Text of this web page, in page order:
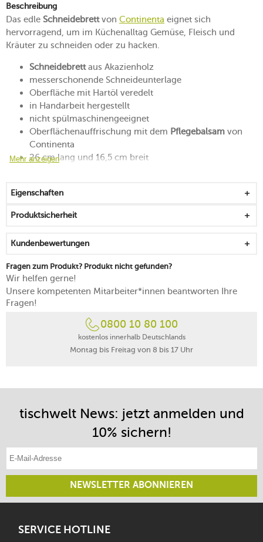
Beschreibung
Das edle Schneidebrettvon Continenta eignet sich
hervorragend, um im Küchenalltag Gemüse, Fleisch und
Kräuter zu schneiden oder zu hacken.
Schneidebrettaus Akazienholz
messerschonende Schneideunterlage
Oberfläche mit Hartöl veredelt
in Handarbeit hergestellt
nicht spülmaschinengeeignet
Oberflächenauffrischung mit dem Pflegebalsam von
Continenta
26 cm lang und 16,5 cm breit
Herstellers
Mehr anzeigen
Eigenschaften
Produktsicherheit
Kundenbewertungen
Fragen zum Produkt? Produkt nicht gefunden?
Wir helfen gerne!
Unsere kompetenten Mitarbeiter*innen beantworten Ihre
Fragen!
0800 10 80 100
kostenlos innerhalb Deutschlands
Montag bis Freitag von 8 bis 17 Uhr
tischwelt News: jetzt anmelden und
10% sichern!
NEWSLETTER ABONNIEREN
SERVICE HOTLINE